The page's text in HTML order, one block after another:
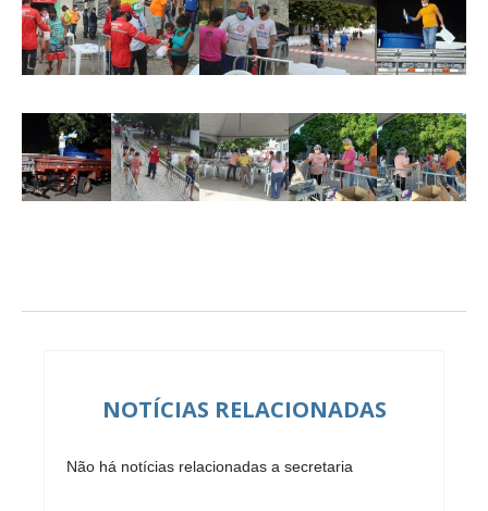
NOTÍCIAS RELACIONADAS
Não há notícias relacionadas a secretaria